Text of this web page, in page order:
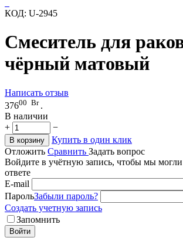
КОД: U-2945
Смеситель для
чёрный матовый
Написать отзыв
37600 Br .
В наличии
+
−
В корзину
Купить в один клик
Отложить Сравнить Задать вопрос
Войдите в учётную запись, чтобы мы
ответе
E-mail
ПарольЗабыли пароль?
Создать учетную запись
Запомнить
Войти